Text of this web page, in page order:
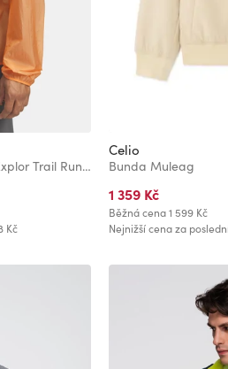
Pánská bunda Under Armour M Explor Trail Run Rain Jckt
Kč
Celio
Bunda Muleag
1 359 Kč
Běžná cena1 599 Kč
Nejnižší cena za